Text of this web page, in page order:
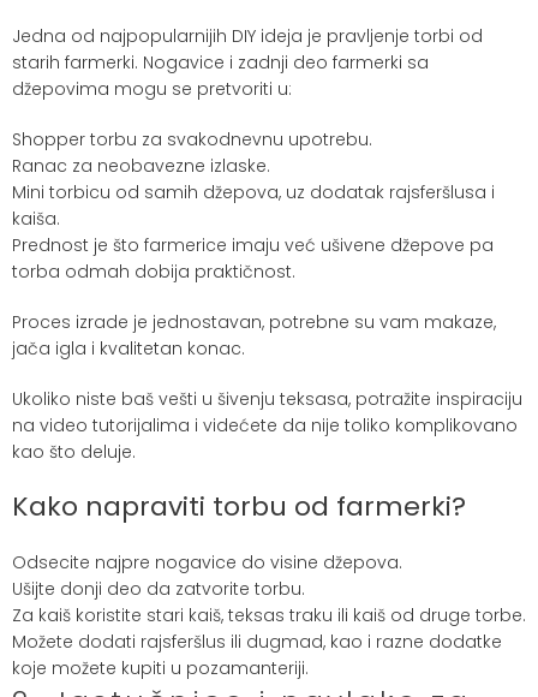
Jedna od najpopularnijih DIY ideja je pravljenje torbi od
starih farmerki. Nogavice i zadnji deo farmerki sa
džepovima mogu se pretvoriti u:
Shopper torbu za svakodnevnu upotrebu.
Ranac za neobavezne izlaske.
Mini torbicu od samih džepova, uz dodatak rajsferšlusa i
kaiša.
Prednost je što farmerice imaju već ušivene džepove pa
torba odmah dobija praktičnost.
Proces izrade je jednostavan, potrebne su vam makaze,
jača igla i kvalitetan konac.
Ukoliko niste baš vešti u šivenju teksasa, potražite inspiraciju
na video tutorijalima i videćete da nije toliko komplikovano
kao što deluje.
Kako napraviti torbu od farmerki?
Odsecite najpre nogavice do visine džepova.
Ušijte donji deo da zatvorite torbu.
Za kaiš koristite stari kaiš, teksas traku ili kaiš od druge torbe.
Možete dodati rajsferšlus ili dugmad, kao i razne dodatke
koje možete kupiti u pozamanteriji.